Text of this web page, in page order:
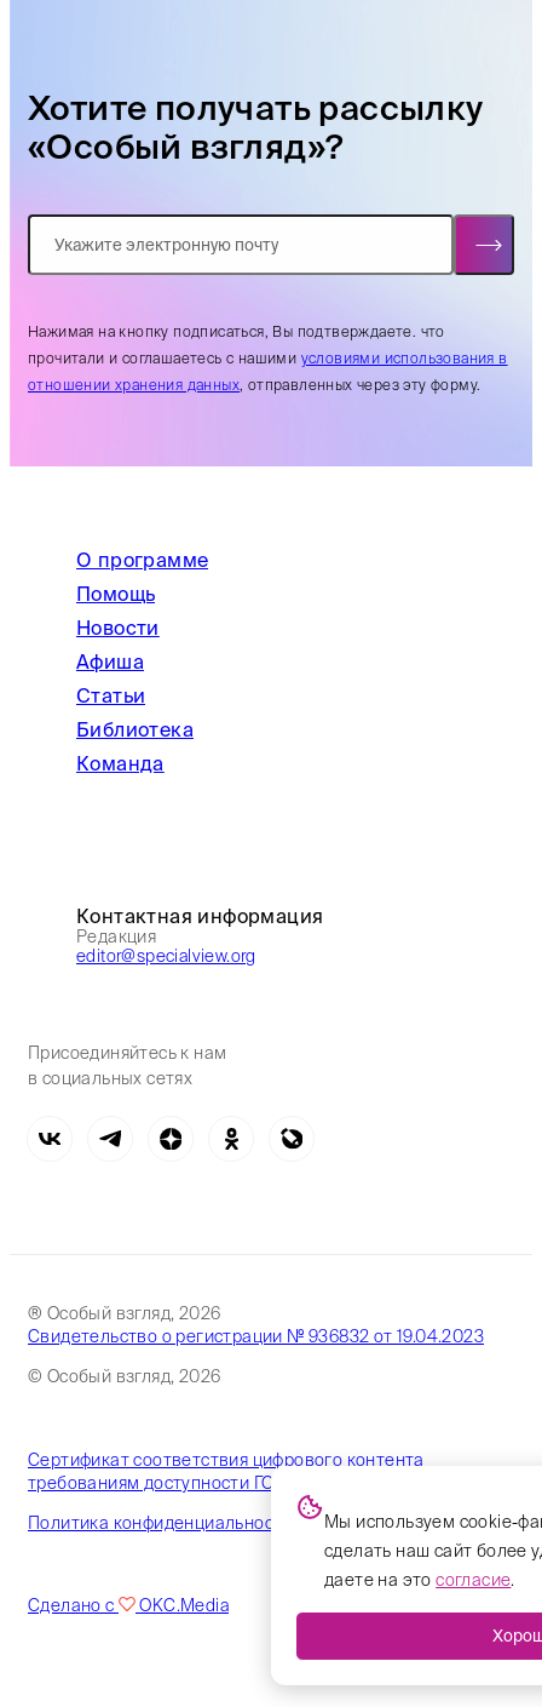
Хотите получать рассылку
«Особый взгляд»?
Нажимая на кнопку подписаться, Вы подтверждаете. что
прочитали и соглашаетесь с нашими условиями использования в
отношении хранения данных, отправленных через эту форму.
О программе
Помощь
Новости
Афиша
Статьи
Библиотека
Команда
Контактная информация
Редакция
editor@specialview.org
Присоединяйтесь к нам
в социальных сетях
® Особый взгляд, 2026
Свидетельство о регистрации № 936832 от 19.04.2023
© Особый взгляд, 2026
Сертификат соответствия цифрового контента
требованиям доступности ГОСТ
Политика конфиденциальности
Сделано с OKC.Media
Мы используем cookie-
сделать наш сайт более
даете на этосогласие.